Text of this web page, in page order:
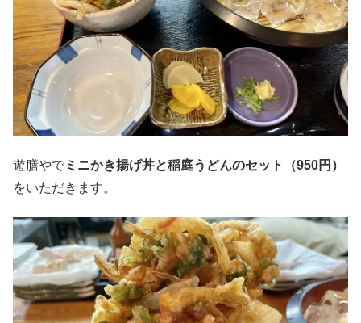
遊膳やでミニかき揚げ丼と稲庭うどんのセット（950円）
をいただきます。